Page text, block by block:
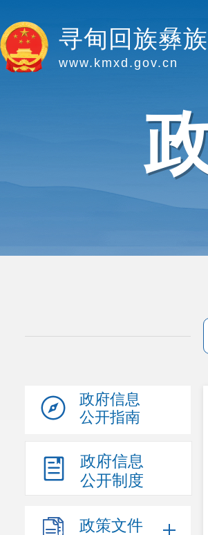
寻甸回族彝
www.kmxd.gov.cn
政府信息
公开指南
政府信息
公开制度
政策文件